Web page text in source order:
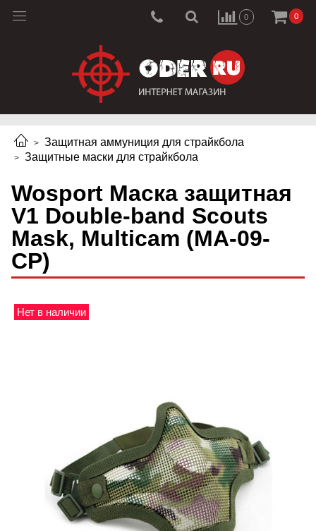
0 0
Защитная аммуниция для страйкбола
Защитные маски для страйкбола
Wosport Маска защитная
V1 Double-band Scouts
Mask, Multicam (MA-09-
CP)
Нет в наличии